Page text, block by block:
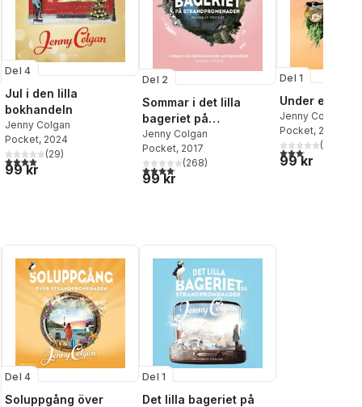
röster:
Del 4
Jul i den lilla
bokhandeln
Jenny Colgan
Pocket, 2024
3,9utav 5 stjärnor. Totalt antal röster:
(29)
99 kr
Del 2
Sommar i det lilla
bageriet på
strandpromenaden
Jenny Colgan
Pocket, 2017
4,1utav 5 stjärnor. Totalt antal röster:
(268)
99 kr
Del 1
Under en
Jenny Colgan
Pocket, 2025
3,1utav 5(
99 kr
Del 4
Soluppgång över
Del 1
Det lilla bageriet på